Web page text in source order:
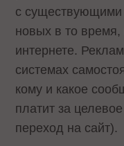
с существующими
новых в то время,
интернете.
системах
кому и какое
платит за
переход на сайт).